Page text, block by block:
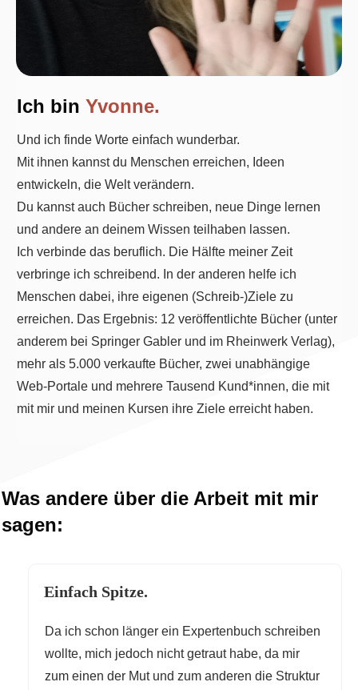
Ich bin Yvonne.
Und ich finde Worte einfach wunderbar.
Mit ihnen kannst du Menschen erreichen, Ideen
entwickeln, die Welt verändern.
Du kannst auch Bücher schreiben, neue Dinge lernen
und andere an deinem Wissen teilhaben lassen.
Ich verbinde das beruflich. Die Hälfte meiner Zeit
verbringe ich schreibend. In der anderen helfe ich
Menschen dabei, ihre eigenen (Schreib-)Ziele zu
erreichen. Das Ergebnis: 12 veröffentlichte Bücher (unter
anderem bei Springer Gabler und im Rheinwerk Verlag),
mehr als 5.000 verkaufte Bücher, zwei unabhängige
Web-Portale und mehrere Tausend Kund*innen, die mit
mit mir und meinen Kursen ihre Ziele erreicht haben.
Was andere über die Arbeit mit mir
sagen:
Einfach Spitze.
Da ich schon länger ein Expertenbuch schreiben
wollte, mich jedoch nicht getraut habe, da mir
zum einen der Mut und zum anderen die Struktur